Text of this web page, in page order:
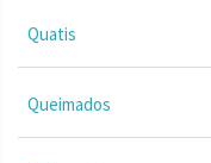
Quatis
Queimados